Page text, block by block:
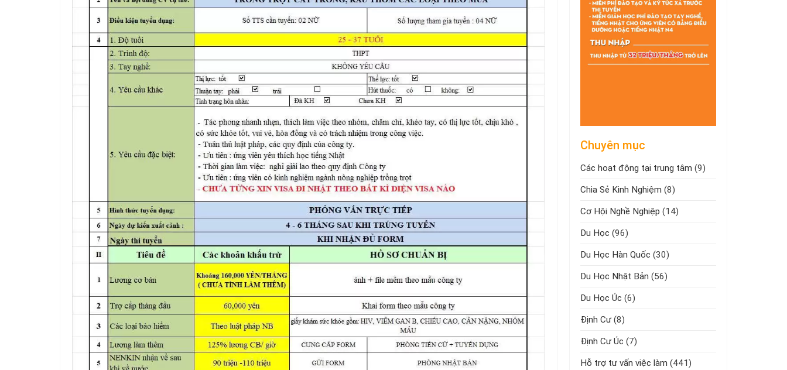
Chuyên mục
Các hoạt động tại trung tâm (9)
Chia Sẻ Kinh Nghiệm (8)
Cơ Hội Nghề Nghiệp (14)
Du Học (96)
Du Học Hàn Quốc (30)
Du Học Nhật Bản (56)
Du Học Úc (6)
Định Cư (8)
Định Cư Úc (7)
Hỗ trợ tư vấn việc làm (441)